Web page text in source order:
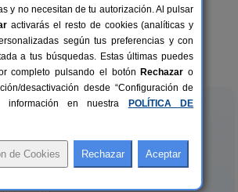
6+6 pers.
desde25 €
El Mas de Tous
de Tous (Barcelona)
y no necesitan de tu autorización. Al pulsar
activarás el resto de cookies (analíticas y
según tus preferencias y con
a tus búsquedas. Estas últimas puedes
completo pulsando el botón Rechazar o
desactivación desde “Configuración de
información en nuestra
POLÍTICA DE